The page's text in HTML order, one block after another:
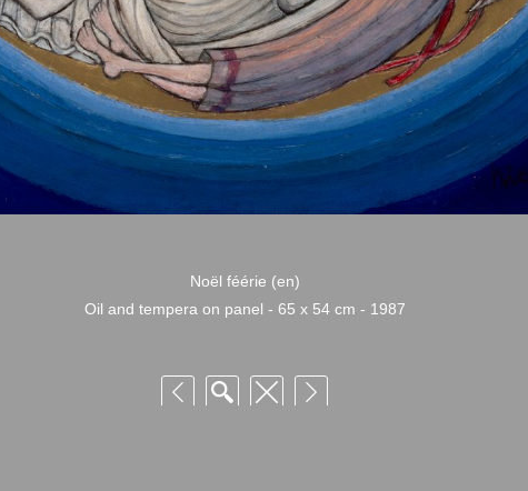
Noël féérie (en)
Oil and tempera on panel - 65 x 54 cm - 1987